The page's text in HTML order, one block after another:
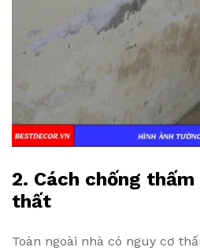
2. Cách chống
thất
Toàn ngoài nhà có nguy cơ